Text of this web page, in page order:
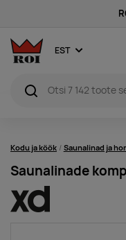
EST
Kodu ja köök Saunalinad ja
Saunalinade